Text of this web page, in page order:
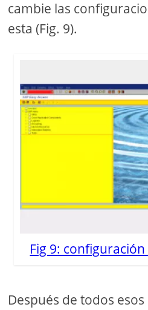
cambie las
esta (Fig. 9).
Fig 9:
Después de todos